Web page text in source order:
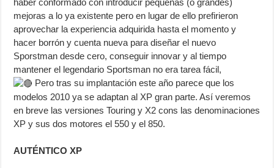
haber conformado con introducir pequeñas (o grandes)
mejoras a lo ya existente pero en lugar de ello prefirieron
aprovechar la experiencia adquirida hasta el momento y
hacer borrón y cuenta nueva para diseñar el nuevo
Sporstman desde cero, conseguir innovar y al tiempo
mantener el legendario Sportsman no era tarea fácil,
Pero tras su implantación este año parece que los
modelos 2010 ya se adaptan al XP gran parte. Así veremos
en breve las versiones Touring y X2 cons las denominaciones
XP y sus dos motores el 550 y el 850.
AUTÉNTICO XP